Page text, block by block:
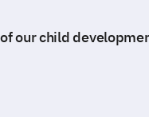
our child